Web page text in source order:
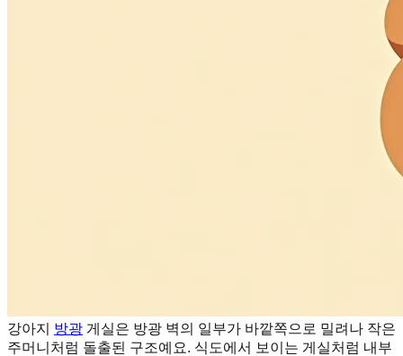
강아지 방광 게실은 방광 벽의 일부가 바깥쪽으로 밀려나 작은
주머니처럼 돌출된 구조예요. 식도에서 보이는 게실처럼 내부